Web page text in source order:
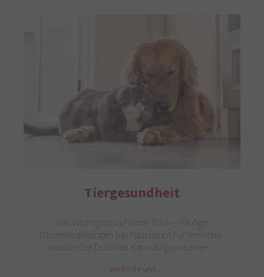
Tiergesundheit
Das Wichtigste auf einen Blick – Häufige
Darmerkrankungen bei Haustieren Futtermittel-
assoziierter Durchfall Kann aufgrund einer…
weiterlesen